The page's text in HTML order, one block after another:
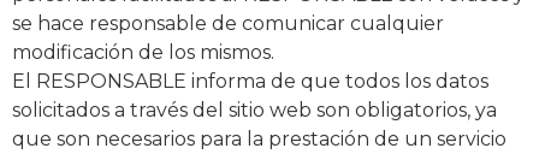
se hace responsable de comunicar cualquier
modificación de los mismos.
El RESPONSABLE informa de que todos los datos
solicitados a través del sitio web son obligatorios, ya
que son necesarios para la prestación de un servicio